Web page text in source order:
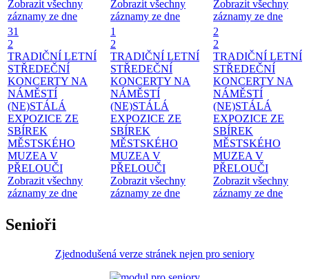
Zobrazit všechny
záznamy ze dne
Zobrazit všechny
záznamy ze dne
Zobrazit všechny
záznamy ze dne
31
2
TRADIČNÍ LETNÍ
STŘEDEČNÍ
KONCERTY NA
NÁMĚSTÍ
(NE)STÁLÁ
EXPOZICE ZE
SBÍREK
MĚSTSKÉHO
MUZEA V
PŘELOUČI
Zobrazit všechny
záznamy ze dne
1
2
TRADIČNÍ LETNÍ
STŘEDEČNÍ
KONCERTY NA
NÁMĚSTÍ
(NE)STÁLÁ
EXPOZICE ZE
SBÍREK
MĚSTSKÉHO
MUZEA V
PŘELOUČI
Zobrazit všechny
záznamy ze dne
2
2
TRADIČNÍ LETNÍ
STŘEDEČNÍ
KONCERTY NA
NÁMĚSTÍ
(NE)STÁLÁ
EXPOZICE ZE
SBÍREK
MĚSTSKÉHO
MUZEA V
PŘELOUČI
Zobrazit všechny
záznamy ze dne
Senioři
Zjednodušená verze stránek nejen pro seniory